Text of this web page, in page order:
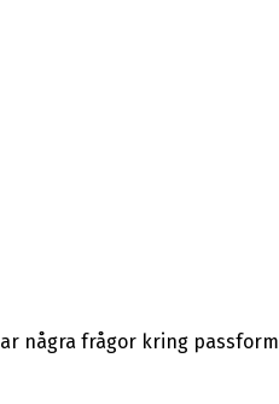
några frågor kring passform